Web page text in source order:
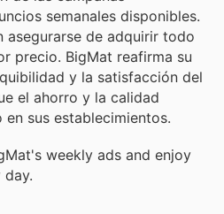
semanales disponibles.
asegurarse de adquirir todo
precio. BigMat reafirma su
y la satisfacción del
el ahorro y la calidad
sus establecimientos.
weekly ads and enjoy
day.